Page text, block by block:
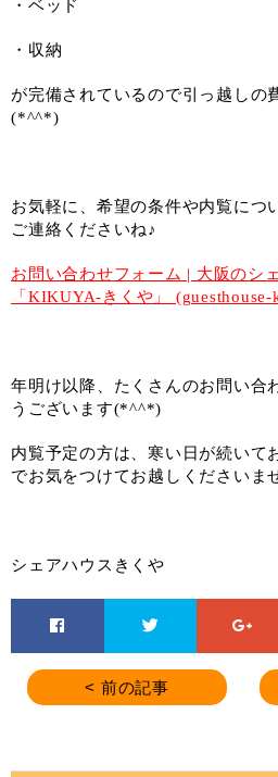
・ベッド
・収納
が完備されているので引っ越しの
(*^^*)
お気軽に、希望の条件や内覧につ
ご連絡くださいね♪
お問い合わせフォーム | 大阪のシ
「KIKUYA-きくや」
年明け以降、たくさんのお問い合
うございます(*^^*)
内覧予定の方は、寒い日が続いて
でお気をつけてお越しくださいま
シェアハウスきくや
< 前の記事